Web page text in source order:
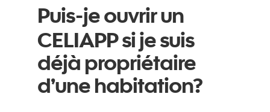
Puis-je ouvrir un
CELIAPP si je suis
déjà propriétaire
d’une habitation?